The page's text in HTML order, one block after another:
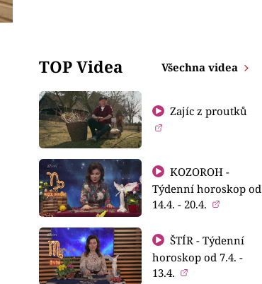
TOP Videa Všechna videa
Zajíc z proutků
KOZOROH -
Týdenní horoskop od
14.4. - 20.4.
ŠTÍR - Týdenní
horoskop od 7.4. -
13.4.